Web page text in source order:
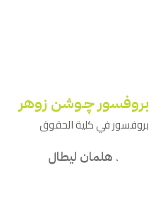
بروفسور ﭼـوشن زوهر
بروفسور في كلية الحقوق